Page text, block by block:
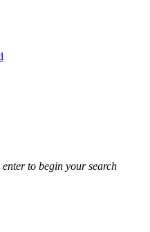
enter to begin your search